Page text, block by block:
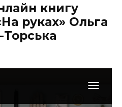
книгу
руках» Ольга